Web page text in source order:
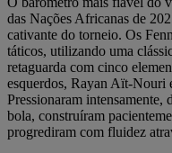
das Nações Africanas de
cativante do torneio. Os
táticos, utilizando uma
retaguarda com cinco
esquerdos, Rayan Aït-Nouri
Pressionaram intensamente,
bola, construíram
progrediram com fluidez